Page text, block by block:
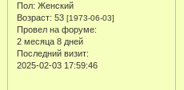
Пол: Женский
Возраст: 53 [1973-06-03]
Провел на форуме:
2 месяца 8 дней
Последний визит:
2025-02-03 17:59:46